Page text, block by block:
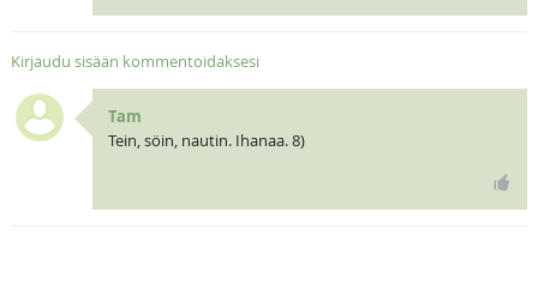
Kirjaudu sisään kommentoidaksesi
Tam
Tein, söin, nautin. Ihanaa. 8)